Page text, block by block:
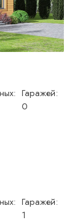
Гаражей:
0
Гаражей:
1